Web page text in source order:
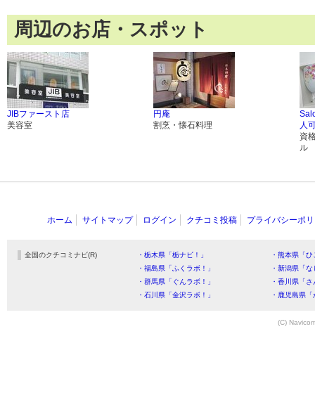
周辺のお店・スポット
JIBファースト店
美容室
円庵
割烹・懐石料理
人
資
ル
ホーム サイトマップ ログイン クチコミ投稿 プライバシーポ
全国のクチコミナビ(R) ・栃木県「栃ナビ！」
・熊本県「
・福島県「ふくラボ！」
・新潟県「
・群馬県「ぐんラボ！」
・香川県「
・石川県「金沢ラボ！」
・鹿児島県
(C)